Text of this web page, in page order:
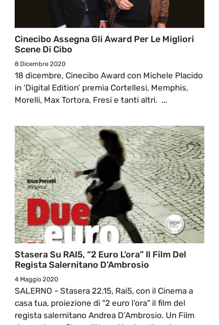
Cinecibo Assegna Gli Award Per Le Migliori
Scene Di Cibo
8 Dicembre 2020
18 dicembre, Cinecibo Award con Michele Placido
in ‘Digital Edition’ premia Cortellesi, Memphis,
Morelli, Max Tortora, Fresi e tanti altri. ...
Stasera Su RAI5, “2 Euro L’ora” Il Film Del
Regista Salernitano D’Ambrosio
4 Maggio 2020
SALERNO - Stasera 22.15, Rai5, con il Cinema a
casa tua, proiezione di "2 euro l'ora" il film del
regista salernitano Andrea D'Ambrosio. Un Film